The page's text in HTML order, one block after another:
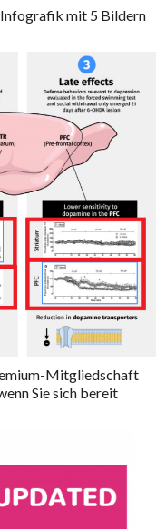
Infografik mit 5 Bildern
Mitgliedschaft
Sie sich bereit